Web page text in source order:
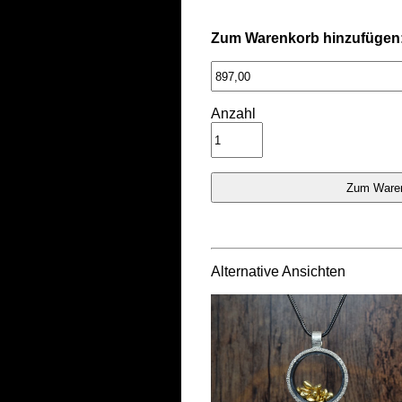
Zum Warenkorb
Anzahl
Alternative Ansichten